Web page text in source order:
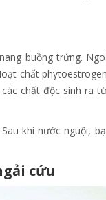
buồng trứng.
chất
chất độc sinh ra
khi nước nguội,
cứu